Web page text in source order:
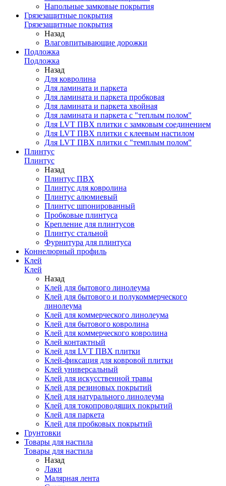
Напольные замковые покрытия
Грязезащитные покрытия
Грязезащитные покрытия
Назад
Влаговпитывающие дорожки
Подложка
Подложка
Назад
Для ковролина
Для ламината и паркета
Для ламината и паркета пробковая
Для ламината и паркета хвойная
Для ламината и паркета с "теплым полом"
Для LVT ПВХ плитки с замковым соединением
Для LVT ПВХ плитки с клеевым настилом
Для LVT ПВХ плитки с "темплым полом"
Плинтус
Плинтус
Назад
Плинтус ПВХ
Плинтус для ковролина
Плинтус алюмиевый
Плинтус шпонированный
Пробковые плинтуса
Крепление для плинтусов
Плинтус стальной
Фурнитура для плинтуса
Коннелюрный профиль
Клей
Клей
Назад
Клей для бытового линолеума
Клей для бытового и полукоммерческого
линолеума
Клей для коммерческого линолеума
Клей для бытового ковролина
Клей для коммерческого ковролина
Клей контактный
Клей для LVT ПВХ плитки
Клей-фиксация для ковровой плитки
Клей универсальный
Клей для искусственной травы
Клей для резиновых покрытий
Клей для натурального линолеума
Клей для токопроводящих покрытий
Клей для паркета
Клей для пробковых покрытий
Грунтовки
Товары для настила
Товары для настила
Назад
Лаки
Малярная лента